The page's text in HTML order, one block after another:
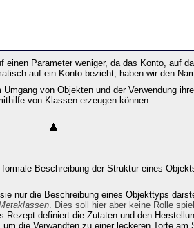
einen Parameter weniger, da das Konto, auf
auf ein Konto bezieht, haben wir den
von Objekten und der Verwendung
von Klassen erzeugen können.
Beschreibung der Struktur eines
nur die Beschreibung eines Objekttyps
. Dies soll hier aber keine Rolle
definiert die Zutaten und den
die Verwandten zu einer leckeren Torte am